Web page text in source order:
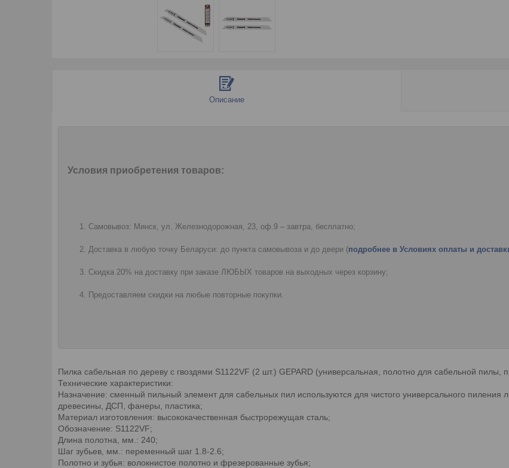
Описание
Условия приобретения товаров:
Самовывоз: Минск, ул. Железнодорожная, 23, оф.9 – завтра, бесплатно;
Доставка в любую точку Беларуси: до пункта самовывоза и до двери (подробнее в Условиях оплаты и
Скидка 20% на доставку при заказе ЛЮБЫХ товаров на выходных через корзину;
Предоставляем скидки на любые повторные покупки.
Пилка сабельная по дереву с гвоздями S1122VF (2 шт.) GEPARD (универсальная, полотно для сабельной
Технические характеристики:
Назначение: сменный пильный элемент для сабельных пил используются для чистого универсального пиления
древесины, ДСП, фанеры, пластика;
Материал изготовления: высококачественная быстрорежущая сталь;
Обозначение: S1122VF;
Длина полотна, мм.: 240;
Шаг зубьев, мм.: переменный шаг 1.8-2.6;
Полотно и зубья: волокнистое полотно и фрезерованные зубья;